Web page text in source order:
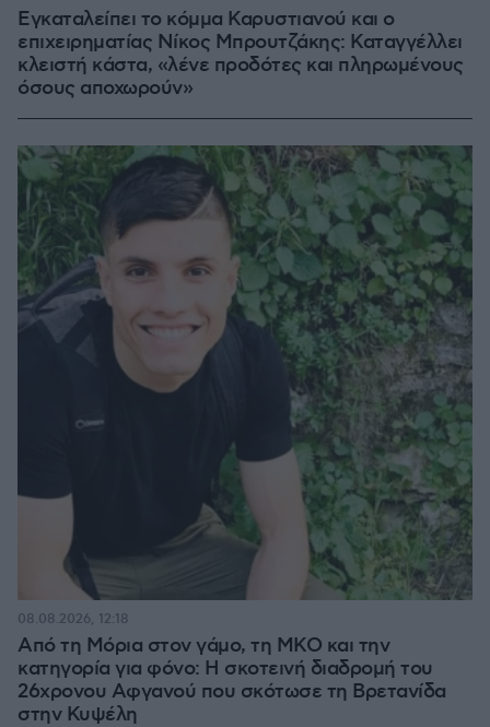
Εγκαταλείπει το κόμμα Καρυστιανού και ο
επιχειρηματίας Νίκος Μπρουτζάκης: Καταγγέλλει
κλειστή κάστα, «λένε προδότες και πληρωμένους
όσους αποχωρούν»
Από τη Μόρια στον γάμο, τη ΜΚΟ και την
κατηγορία για φόνο: Η σκοτεινή διαδρομή του
26χρονου Αφγανού που σκότωσε τη Βρετανίδα
στην Κυψέλη
08.08.2026, 12:18